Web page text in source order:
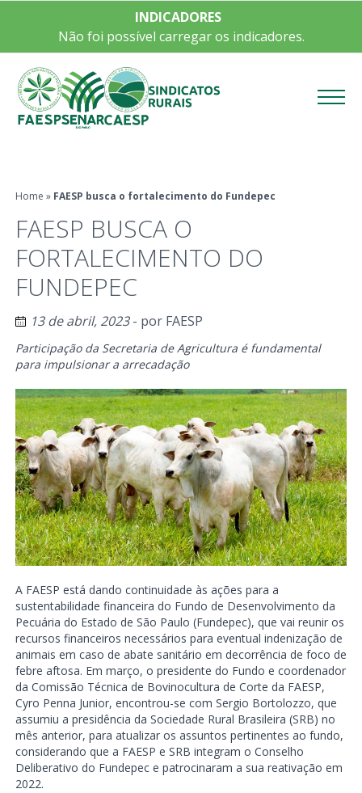
INDICADORES
Não foi possível carregar os indicadores.
Home » FAESP busca o fortalecimento do Fundepec
FAESP BUSCA O
FORTALECIMENTO DO
FUNDEPEC
13 de abril, 2023- por FAESP
Participação da Secretaria de Agricultura é fundamental
para impulsionar a arrecadação
A FAESP está dando continuidade às ações para a
sustentabilidade financeira do Fundo de Desenvolvimento da
Pecuária do Estado de São Paulo (Fundepec), que vai reunir os
recursos financeiros necessários para eventual indenização de
animais em caso de abate sanitário em decorrência de foco de
febre aftosa. Em março, o presidente do Fundo e coordenador
da Comissão Técnica de Bovinocultura de Corte da FAESP,
Cyro Penna Junior, encontrou-se com Sergio Bortolozzo, que
assumiu a presidência da Sociedade Rural Brasileira (SRB) no
mês anterior, para atualizar os assuntos pertinentes ao fundo,
considerando que a FAESP e SRB integram o Conselho
Deliberativo do Fundepec e patrocinaram a sua reativação em
2022.